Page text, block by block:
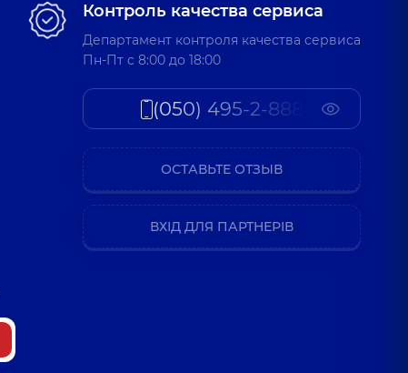
Контроль качества сервиса
Департамент контроля качества сервиса
Пн-Пт c 8:00 до 18:00
(050) 495-2-888
ОСТАВЬТЕ ОТЗЫВ
ВХІД ДЛЯ ПАРТНЕРІВ